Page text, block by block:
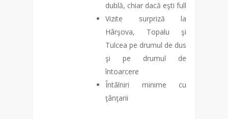
dublă, chiar dacă eşti full
Vizite surpriză la
Hârşova, Topalu şi
Tulcea pe drumul de dus
şi pe drumul de
întoarcere
Întâlniri minime cu
ţânţarii